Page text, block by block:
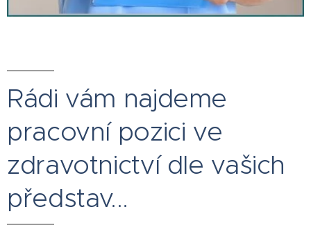
Rádi vám najdeme
pracovní pozici ve
zdravotnictví dle vašich
představ...